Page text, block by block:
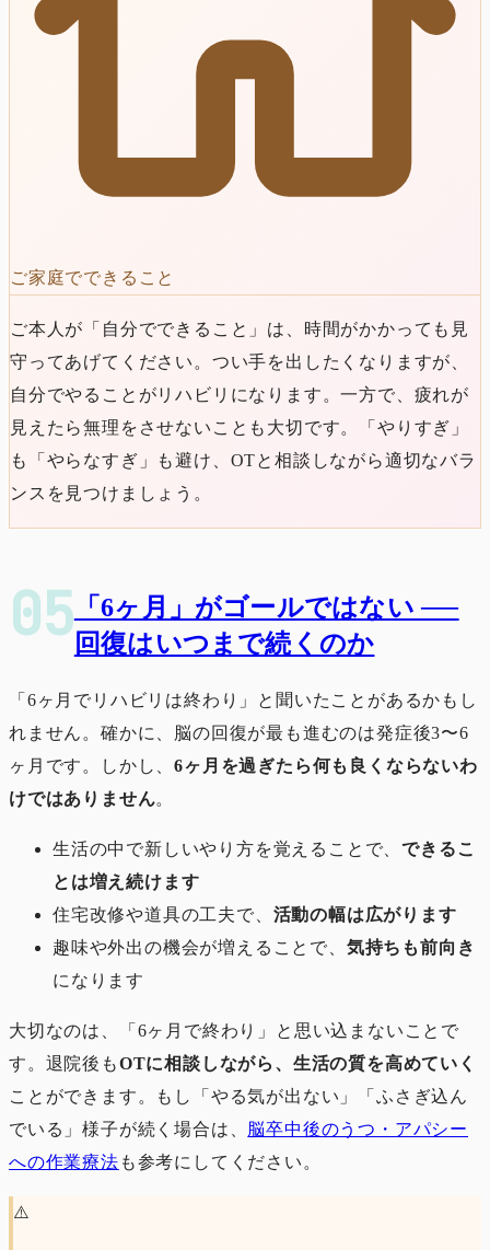
ご家庭でできること
ご本人が「自分でできること」は、時間がかかっても見
守ってあげてください。つい手を出したくなりますが、
自分でやることがリハビリになります。一方で、疲れが
見えたら無理をさせないことも大切です。「やりすぎ」
も「やらなすぎ」も避け、OTと相談しながら適切なバラ
ンスを見つけましょう。
「6ヶ月」がゴールではない ──
回復はいつまで続くのか
「6ヶ月でリハビリは終わり」と聞いたことがあるかもし
れません。確かに、脳の回復が最も進むのは発症後3〜6
ヶ月です。しかし、6ヶ月を過ぎたら何も良くならないわ
けではありません。
生活の中で新しいやり方を覚えることで、できるこ
とは増え続けます
住宅改修や道具の工夫で、 活動の幅は広がります
趣味や外出の機会が増えることで、 気持ちも前向き
になります
大切なのは、「6ヶ月で終わり」と思い込まないことで
す。退院後もOTに相談しながら、生活の質を高めていく
ことができます。もし「やる気が出ない」「ふさぎ込ん
でいる」様子が続く場合は、
脳卒中後のうつ・アパシー
への作業療法 も参考にしてください。
⚠️